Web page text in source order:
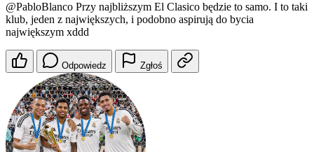
@PabloBlanco Przy najbliższym El Clasico będzie to samo. I to taki
klub, jeden z największych, i podobno aspirują do bycia
największym xddd
Odpowiedz Zgłoś